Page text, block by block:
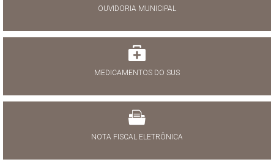
OUVIDORIA MUNICIPAL
MEDICAMENTOS DO SUS
NOTA FISCAL ELETRÔNICA